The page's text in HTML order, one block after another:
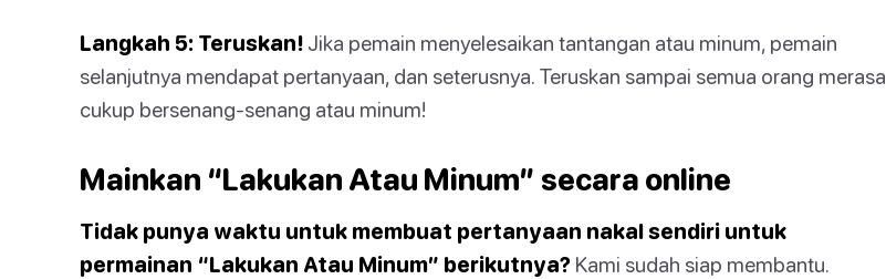
Langkah 5: Teruskan! Jika pemain menyelesaikan tantangan atau minum, pemain
selanjutnya mendapat pertanyaan, dan seterusnya. Teruskan sampai semua orang merasa
cukup bersenang-senang atau minum!
Mainkan “Lakukan Atau Minum” secara online
Tidak punya waktu untuk membuat pertanyaan nakal sendiri untuk
permainan “Lakukan Atau Minum” berikutnya? Kami sudah siap membantu.